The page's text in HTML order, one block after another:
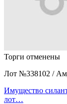
Торги отменены
Лот №338102 /
Имущество
лот…